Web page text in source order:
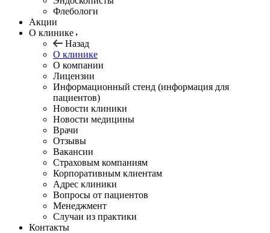
Флебологи
Акции
О клинике
Назад
О клинике
О компании
Лицензии
Информационный стенд (информация для
пациентов)
Новости клиники
Новости медицины
Врачи
Отзывы
Вакансии
Страховым компаниям
Корпоративным клиентам
Адрес клиники
Вопросы от пациентов
Менеджмент
Случаи из практики
Контакты